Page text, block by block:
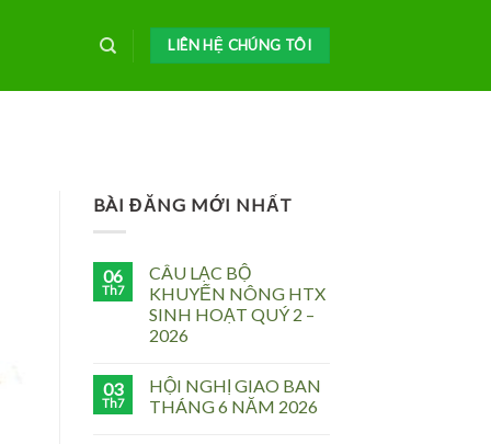
LIÊN HỆ CHÚNG TÔI
BÀI ĐĂNG MỚI NHẤT
06
Th7
CÂU LẠC BỘ
KHUYẾN NÔNG HTX
SINH HOẠT QUÝ 2 –
2026
03
Th7
HỘI NGHỊ GIAO BAN
THÁNG 6 NĂM 2026